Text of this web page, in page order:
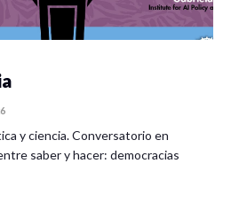
y ciencia. Conversatorio en
saber y hacer: democracias